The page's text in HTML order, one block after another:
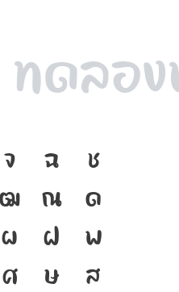
จ ฉ
ช
ฒ ณ
ด
ผ ฝ
พ
ศ ษ
ส